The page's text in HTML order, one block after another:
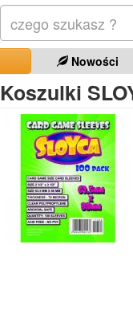
Nowości
Koszulki